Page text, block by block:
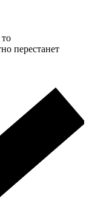
перестанет